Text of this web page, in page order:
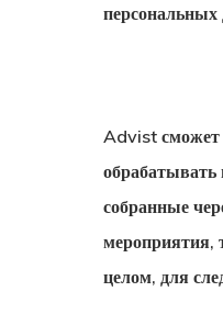
Advist сможет
обрабатывать
собранные
мероприятия,
целом, для